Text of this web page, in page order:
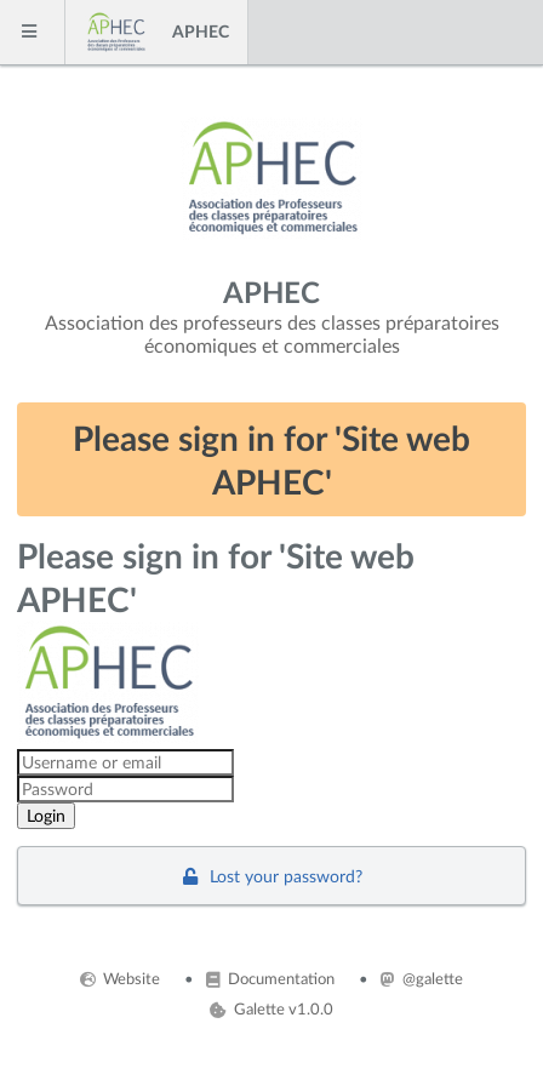
Skip to content
Menu
APHEC
APHEC
Association des professeurs des classes préparatoires
économiques et commerciales
Please sign in for 'Site web
APHEC'
Please sign in for 'Site web
APHEC'
Lost your password?
Website Documentation
@galette
Galette v1.0.0